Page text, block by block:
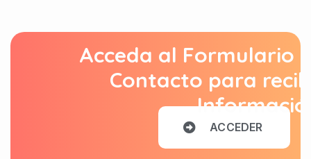
Acceda al Formulario
Contacto para
ACCEDER